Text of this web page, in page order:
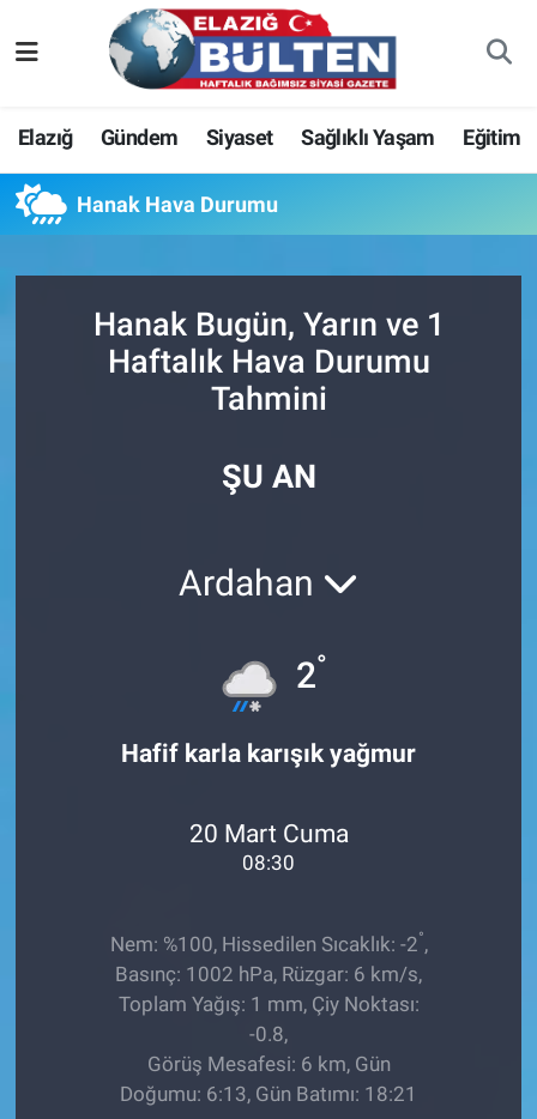
Elazığ Gündem Siyaset Sağlıklı Yaşam Eğitim
Hanak Hava Durumu
Hanak Bugün, Yarın ve 1
Haftalık Hava Durumu
Tahmini
ŞU AN
Ardahan
2°
Hafif karla karışık yağmur
20 Mart Cuma
08:30
Nem: %100, Hissedilen Sıcaklık: -2°,
Basınç: 1002 hPa, Rüzgar: 6 km/s,
Toplam Yağış: 1 mm, Çiy Noktası:
-0.8,
Görüş Mesafesi: 6 km, Gün
Doğumu: 6:13, Gün Batımı: 18:21
Asayiş
Bilim-Teknoloji
Eğitim
Ekonomi
Elazığ
Sağlıklı Yaşam
Yaşam
Nöbetçi Eczaneler
Hava Durumu
Namaz Vakitleri
Trafik Durumu
Süper Lig Puan Durumu ve Fikstür
Son Dakika Haberleri